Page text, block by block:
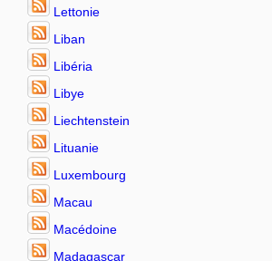
Lettonie
Liban
Libéria
Libye
Liechtenstein
Lituanie
Luxembourg
Macau
Macédoine
Madagascar